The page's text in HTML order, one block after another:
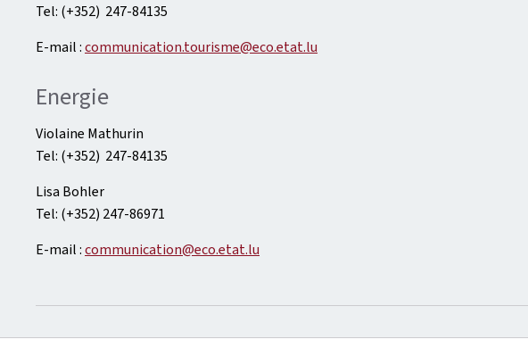
Tel: (+352) 247-84135
E-mail :communication.tourisme@eco.etat.lu
Energie
Violaine Mathurin
Tel: (+352) 247-84135
Lisa Bohler
Tel: (+352) 247-86971
E-mail :communication@eco.etat.lu